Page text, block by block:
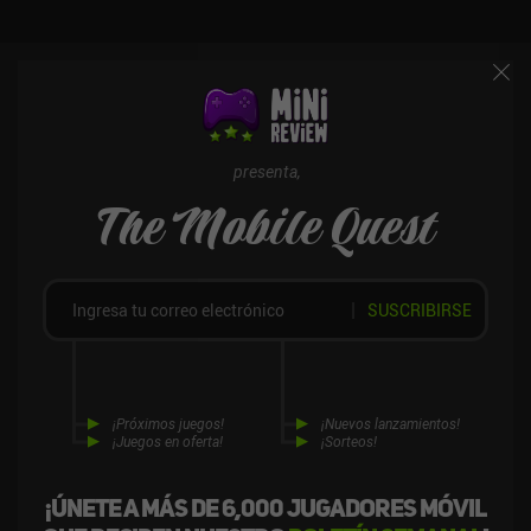
presenta,
The Mobile Quest
¡Únete a más de 6,000 jugadores móvil
¡Próximos juegos!
¡Juegos en oferta!
¡Nuevos lanzamientos!
¡Sorteos!
SUSCRIBIRSE